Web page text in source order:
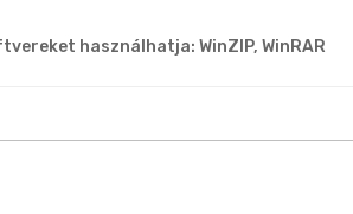
használhatja: WinZIP, WinRAR